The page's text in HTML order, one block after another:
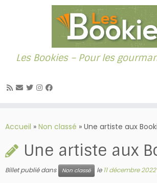
au
Les Bookies – Pour les
Accueil » Non classé » Une artiste aux
Une artiste aux
Billet publié dans Non classé le11 décembre 2022